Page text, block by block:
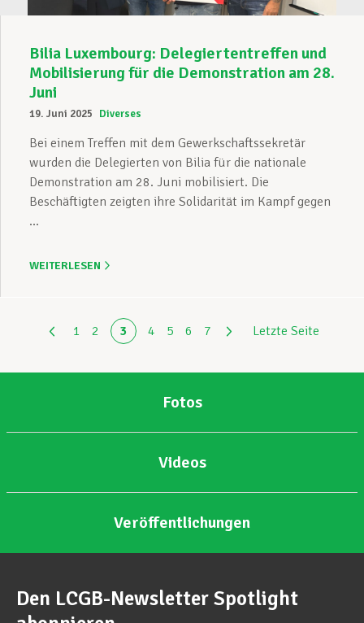
Bilia Luxembourg: Delegiertentreffen und
Mobilisierung für die Demonstration am 28.
Juni
19. Juni 2025 Diverses
Bei einem Treffen mit dem Gewerkschaftssekretär
wurden die Delegierten von Bilia für die nationale
Demonstration am 28. Juni mobilisiert. Die
Beschäftigten zeigten ihre Solidarität im Kampf gegen
...
WEITERLESEN
1 2 3 4 5 6 7 Letzte Seite
Fotos
Videos
Veröffentlichungen
Den LCGB-Newsletter Spotlight